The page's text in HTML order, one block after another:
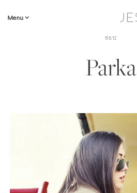
Menu
8.6.12
Parka